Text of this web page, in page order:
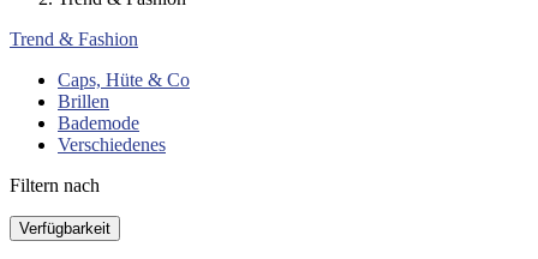
Trend & Fashion
Caps, Hüte & Co
Brillen
Bademode
Verschiedenes
Filtern nach
Verfügbarkeit